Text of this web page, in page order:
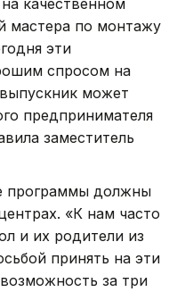
мастера по монтажу
эти
спросом на
может
предпринимателя
заместитель
программы должны
«К нам часто
и их родители из
принять на эти
за три